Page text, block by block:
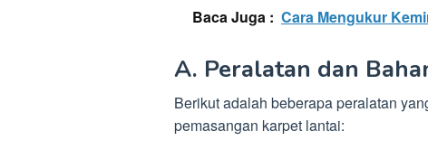
Baca Juga : Cara Mengukur
A. Peralatan dan
Berikut adalah beberapa peralatan
pemasangan karpet lantai: